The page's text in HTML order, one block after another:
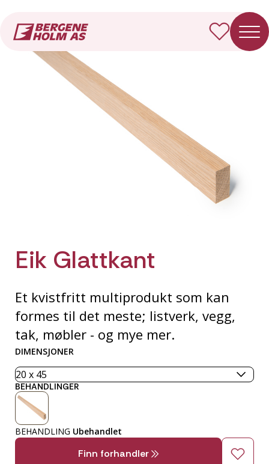
Eik Glattkant
Et kvistfritt multiprodukt som kan
formes til det meste; listverk, vegg,
tak, møbler - og mye mer.
DIMENSJONER
BEHANDLINGER
BEHANDLING Ubehandlet
Finn forhandler